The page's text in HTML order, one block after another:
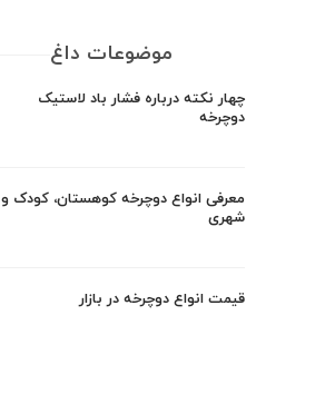
موضوعات داغ
چهار نکته درباره فشار باد لاستیک
دوچرخه
معرفی انواع دوچرخه کوهستان، کودک و
شهری
قیمت انواع دوچرخه در بازار